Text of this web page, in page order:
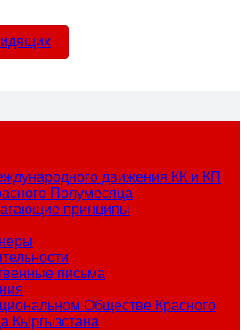
движения КК и КП
Полумесяца
принципы
письма
Обществе Красного
Кыргызстана